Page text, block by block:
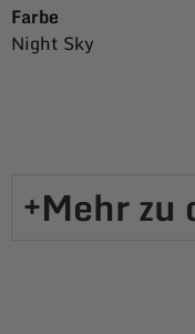
Farbe
Night Sky
Mehr zu